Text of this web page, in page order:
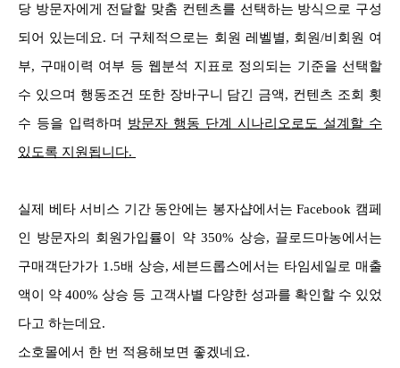
당 방문자에게 전달할 맞춤 컨텐츠를 선택하는 방식으로 구성
되어 있는데요. 더 구체적으로는 회원 레벨별, 회원/비회원 여
부, 구매이력 여부 등 웹분석 지표로 정의되는 기준을 선택할
수 있으며 행동조건 또한 장바구니 담긴 금액, 컨텐츠 조회 횟
수 등을 입력하며 방문자 행동 단계 시나리오로도 설계할 수
있도록 지원됩니다.
실제 베타 서비스 기간 동안에는 봉자샵에서는 Facebook 캠페
인 방문자의 회원가입률이 약 350% 상승, 끌로드마농에서는
구매객단가가 1.5배 상승, 세븐드롭스에서는 타임세일로 매출
액이 약 400% 상승 등 고객사별 다양한 성과를 확인할 수 있었
다고 하는데요.
소호몰에서 한 번 적용해보면 좋겠네요.